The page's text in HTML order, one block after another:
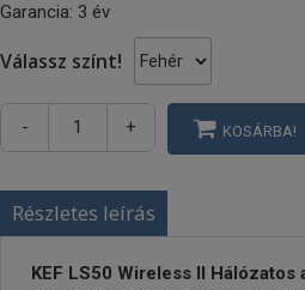
Garancia: 3 év
Válassz színt!
- + KOSÁRBA!
Részletes leírás
KEF LS50 Wireless II Hálózatos